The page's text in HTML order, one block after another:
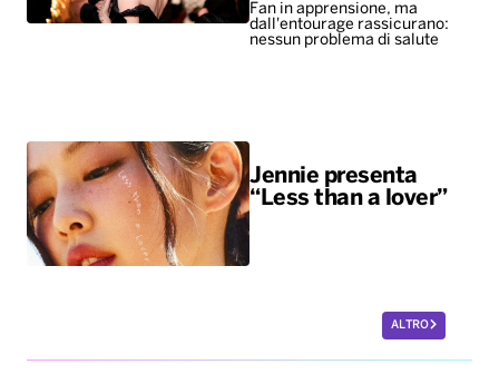
Fan in apprensione, ma
dall'entourage rassicurano:
nessun problema di salute
Jennie presenta
“Less than a lover”
ALTRO